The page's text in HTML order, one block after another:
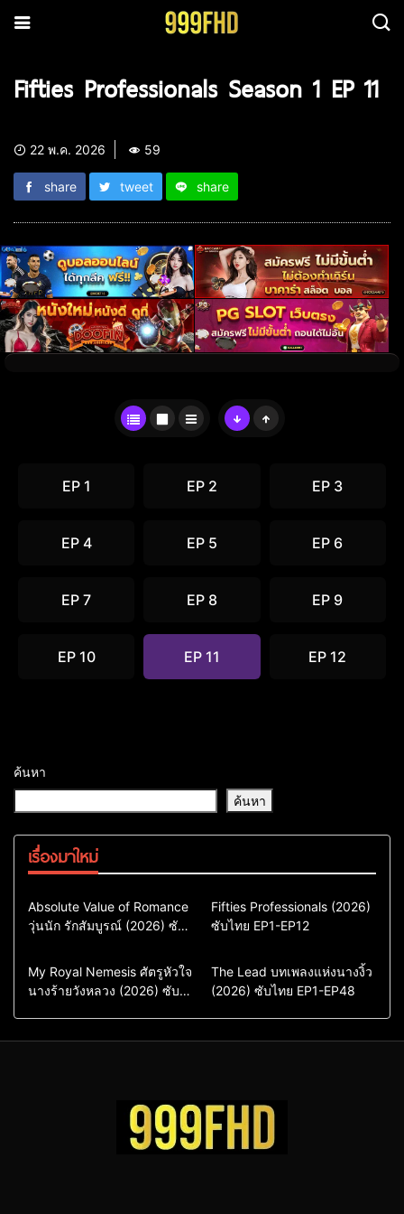
Fifties Professionals Season 1 EP 11
22 พ.ค. 2026 59
share tweet share
EP 1 EP 2 EP 3
EP 4 EP 5 EP 6
EP 7 EP 8 EP 9
EP 10 EP 11 EP 12
ค้นหา
ค้นหา
เรื่องมาใหม่
Comedy
Drama
ซีรี่ย์เกาหลี
ซีรี่ย์เกาหลีพากย์ไทย
Absolute Value of Romance
วุ่นนัก รักสัมบูรณ์ (2026) ซับ
Action & Adventure
Comedy
Drama
ซีรี่ย์เกาหลีซับไทย
Fifties Professionals (2026)
ซับไทย EP1-EP12
Comedy
Drama
Sci-Fi & Fantasy
My Royal Nemesis ศัตรูหัวใจ
นางร้ายวังหลวง (2026) ซับ
Drama
ซีรี่ย์จีน
ซีรี่ย์จีนซับไทย
The Lead บทเพลงแห่งนางงิ้ว
(2026) ซับไทย EP1-EP48